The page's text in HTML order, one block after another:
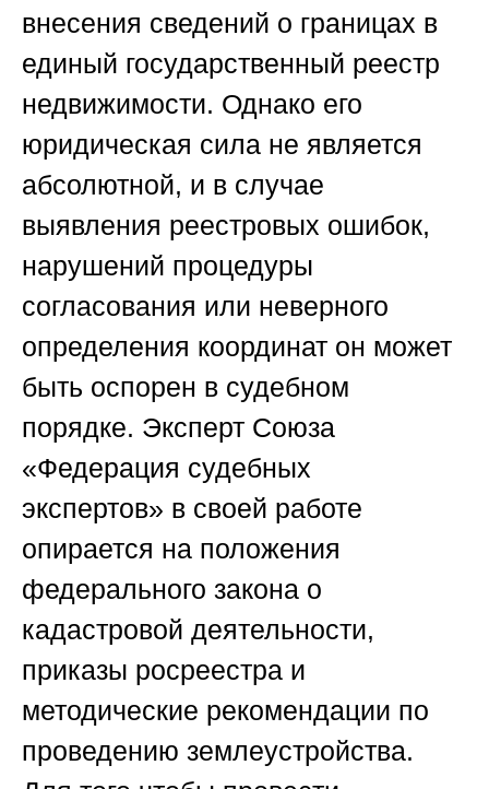
внесения сведений о границах в
единый государственный реестр
недвижимости. Однако его
юридическая сила не является
абсолютной, и в случае
выявления реестровых ошибок,
нарушений процедуры
согласования или неверного
определения координат он может
быть оспорен в судебном
порядке. Эксперт Союза
«Федерация судебных
экспертов» в своей работе
опирается на положения
федерального закона о
кадастровой деятельности,
приказы росреестра и
методические рекомендации по
проведению землеустройства.